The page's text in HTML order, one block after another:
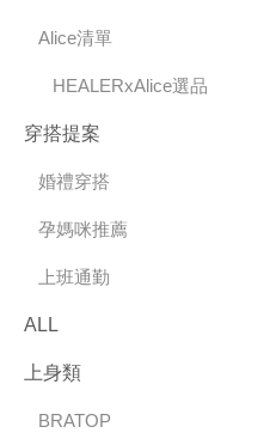
Alice清單
HEALERxAlice選品
穿搭提案
婚禮穿搭
孕媽咪推薦
上班通勤
ALL
上身類
BRATOP